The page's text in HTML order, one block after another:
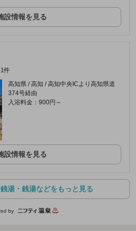
設情報を見る
件
高知県 / 高知 / 高知中央ICより高知県道
374号経由
入浴料金：900円～
設情報を見る
湯・銭湯などをもっと見る
by